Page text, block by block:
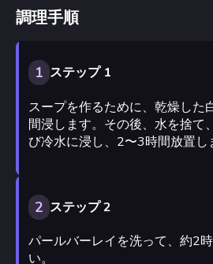
調理手順
1 ステップ 1
スープを作るために、乾燥した
間浸します。その後、水を捨て
び冷水に浸し、2〜3時間放置し
2 ステップ 2
パールバーレイを洗って、約2
い。